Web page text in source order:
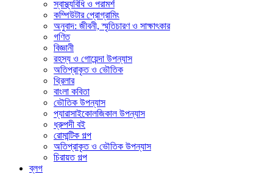
স্বাস্থ্যবিধি ও পরামর্শ
কম্পিউটার প্রোগ্রামিং
অনুবাদ: জীবনী, স্মৃতিচারণ ও সাক্ষাৎকার
গণিত
বিজ্ঞানী
রহস্য ও গোয়েন্দা উপন্যাস
অতিপ্রাকৃত ও ভৌতিক
থ্রিলার
বাংলা কবিতা
ভৌতিক উপন্যাস
প্যারাসাইকোলজিকাল উপন্যাস
ধ্রুপদী বই
রোমান্টিক গল্প
অতিপ্রাকৃত ও ভৌতিক উপন্যাস
চিরায়ত গল্প
ব্লগ